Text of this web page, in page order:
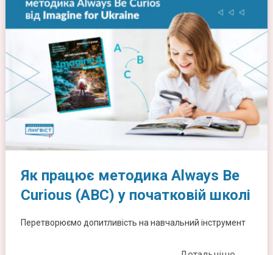
Як працює методика Always Be
Curious (ABC) у початковій школі
Перетворюємо допитливість на навчальний інструмент